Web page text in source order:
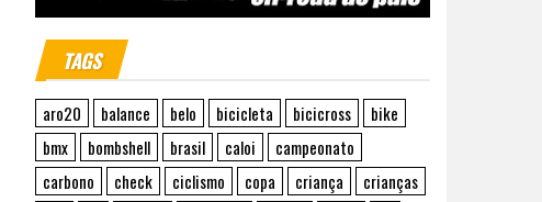
TAGS
aro20 balance belo bicicleta bicicross
bike
bmx
bombshell brasil caloi
campeonato
carbono
check ciclismo copa criança
crianças